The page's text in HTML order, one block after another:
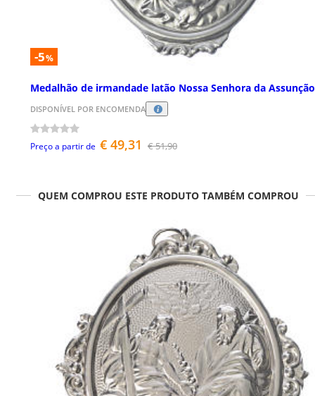
-5%
Medalhão de irmandade latão Nossa Senhora da Assunção
DISPONÍVEL POR ENCOMENDA
Preço a partir de € 49,31 € 51,90
QUEM COMPROU ESTE PRODUTO TAMBÉM COMPROU